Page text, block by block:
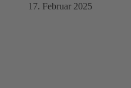
17. Februar 2025